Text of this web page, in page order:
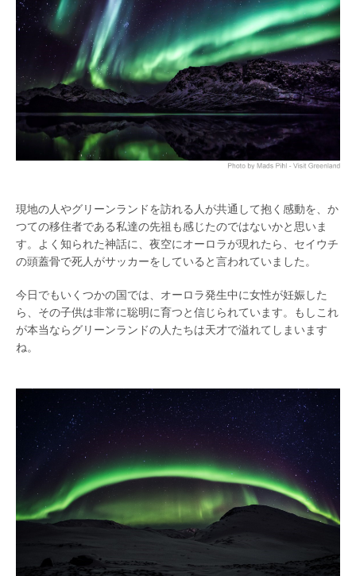
現地の人やグリーンランドを訪れる人が共通して抱く感動を、か
つての移住者である私達の先祖も感じたのではないかと思いま
す。よく知られた神話に、夜空にオーロラが現れたら、セイウチ
の頭蓋骨で死人がサッカーをしていると言われていました。
今日でもいくつかの国では、オーロラ発生中に女性が妊娠した
ら、その子供は非常に聡明に育つと信じられています。もしこれ
が本当ならグリーンランドの人たちは天才で溢れてしまいます
ね。